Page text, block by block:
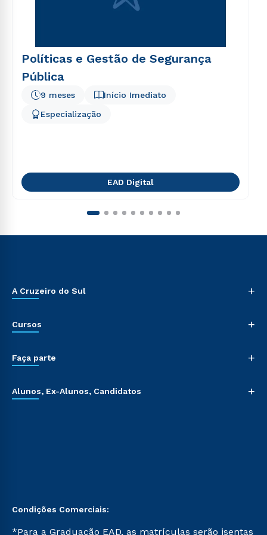
Políticas e Gestão de Segurança
Pública
Início Imediato
9 meses
Especialização
EAD Digital
A Cruzeiro do Sul +
Cursos +
Faça parte +
Alunos, Ex-Alunos, Candidatos +
Condições Comerciais:
*Para a Graduação EAD, as matrículas serão isentas